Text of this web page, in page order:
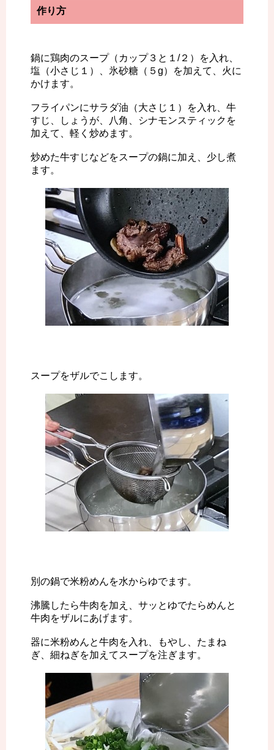
作り方
鍋に鶏肉のスープ（カップ３と１/２）を入れ、
塩（小さじ１）、氷砂糖（５g）を加えて、火に
かけます。
フライパンにサラダ油（大さじ１）を入れ、牛
すじ、しょうが、八角、シナモンスティックを
加えて、軽く炒めます。
炒めた牛すじなどをスープの鍋に加え、少し煮
ます。
スープをザルでこします。
別の鍋で米粉めんを水からゆでます。
沸騰したら牛肉を加え、サッとゆでたらめんと
牛肉をザルにあげます。
器に米粉めんと牛肉を入れ、もやし、たまね
ぎ、細ねぎを加えてスープを注ぎます。